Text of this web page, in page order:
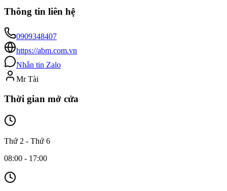
Thông tin liên hệ
0909348407
https://abm.com.vn
Nhắn tin Zalo
Mr Tài
Thời gian mở cửa
Thứ 2 - Thứ 6
08:00 - 17:00